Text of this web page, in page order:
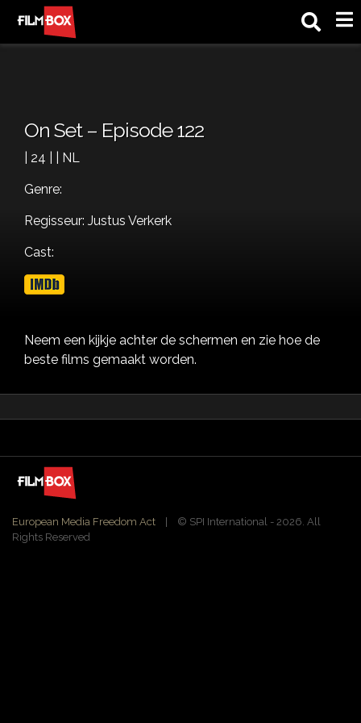
On Set – Episode 122
| 24 | | NL
Genre:
Regisseur: Justus Verkerk
Cast:
Neem een kijkje achter de schermen en zie hoe de
beste films gemaakt worden.
European Media Freedom Act | ©️ SPI International - 2026. All
Rights Reserved